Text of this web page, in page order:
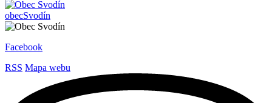
obecSvodín
Facebook
RSS Mapa webu